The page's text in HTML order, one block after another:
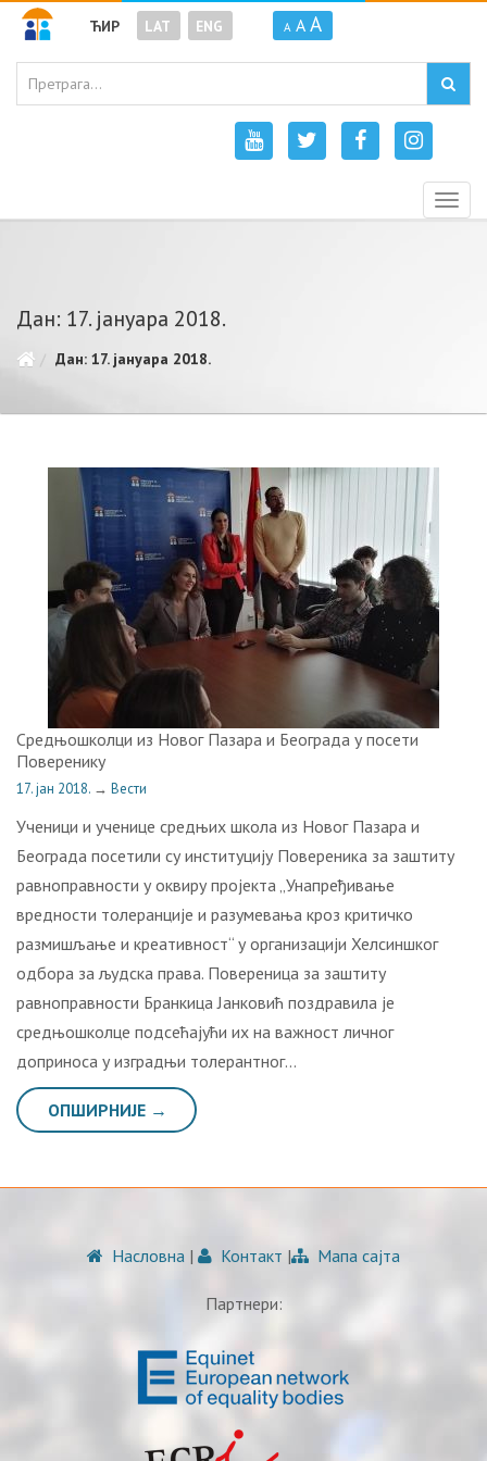
ЋИР LAT ENG A A A
Дан: 17. јануара 2018.
Дан: 17. јануара 2018.
Средњошколци из Новог Пазара и Београда у посети
Поверенику
17. јан 2018. → Вести
Ученици и ученице средњих школа из Новог Пазара и
Београда посетили су институцију Повереника за заштиту
равноправности у оквиру пројекта „Унапређивање
вредности толеранције и разумевања кроз критичко
размишљање и креативност“ у организацији Хелсиншког
одбора за људска права. Повереница за заштиту
равноправности Бранкица Јанковић поздравила је
средњошколце подсећајући их на важност личног
доприноса у изградњи толерантног…
ОПШИРНИЈЕ →
Насловна | Контакт | Мапа сајта
Партнери: